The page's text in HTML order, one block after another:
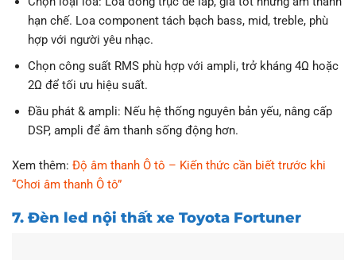
hạn chế. Loa component tách bạch bass, mid, treble, phù
hợp với người yêu nhạc.
Chọn công suất RMS phù hợp với ampli, trở kháng 4Ω hoặc
2Ω để tối ưu hiệu suất.
Đầu phát & ampli: Nếu hệ thống nguyên bản yếu, nâng cấp
DSP, ampli để âm thanh sống động hơn.
Xem thêm: Độ âm thanh Ô tô – Kiến thức cần biết trước khi
“Chơi âm thanh Ô tô”
7. Đèn led nội thất xe Toyota Fortuner